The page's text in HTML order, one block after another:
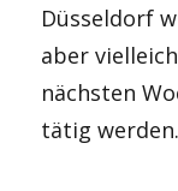
Düsseldorf
aber
nächsten
tätig werden.